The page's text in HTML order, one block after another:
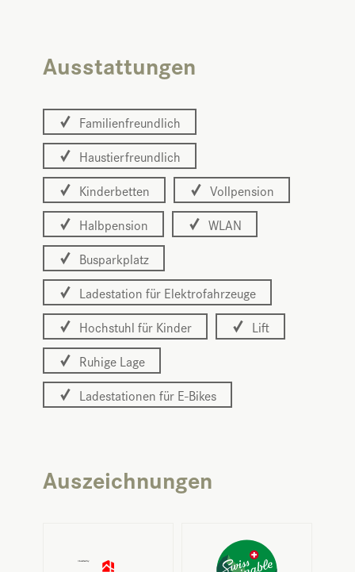
Ausstattungen
Familienfreundlich
Haustierfreundlich
Kinderbetten
Vollpension
Halbpension
WLAN
Busparkplatz
Ladestation für Elektrofahrzeuge
Hochstuhl für Kinder
Lift
Ruhige Lage
Ladestationen für E-Bikes
Auszeichnungen